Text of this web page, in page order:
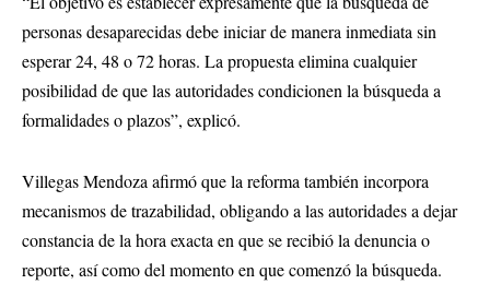
personas desaparecidas debe iniciar de manera inmediata sin
esperar 24, 48 o 72 horas. La propuesta elimina cualquier
posibilidad de que las autoridades condicionen la búsqueda a
formalidades o plazos”, explicó.
Villegas Mendoza afirmó que la reforma también incorpora
mecanismos de trazabilidad, obligando a las autoridades a dejar
constancia de la hora exacta en que se recibió la denuncia o
reporte, así como del momento en que comenzó la búsqueda.